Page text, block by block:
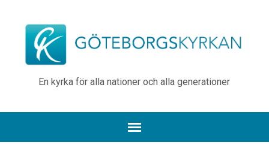
En kyrka för alla nationer och alla generationer